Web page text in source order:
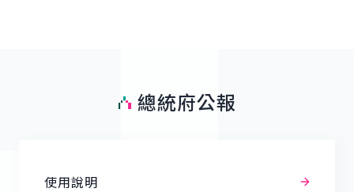
總統府公報
使用說明